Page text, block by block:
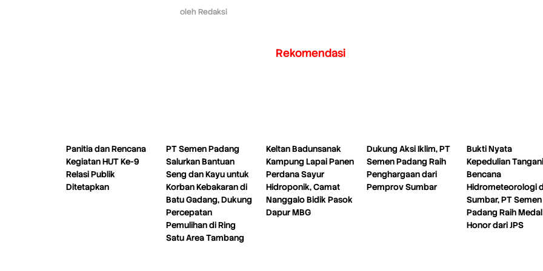
oleh Redaksi
Rekomendasi
Panitia dan Rencana
Kegiatan HUT Ke-9
Relasi Publik
Ditetapkan
PT Semen Padang
Salurkan Bantuan
Seng dan Kayu untuk
Korban Kebakaran di
Batu Gadang, Dukung
Percepatan
Pemulihan di Ring
Satu Area Tambang
Keltan Badunsanak
Kampung Lapai Panen
Perdana Sayur
Hidroponik, Camat
Nanggalo Bidik Pasok
Dapur MBG
Dukung Aksi Iklim, PT
Semen Padang Raih
Penghargaan dari
Pemprov Sumbar
Bukti Nyata
Kepedulian Tangani
Bencana
Hidrometeorologi
Sumbar, PT Semen
Padang Raih
Honor dari JPS